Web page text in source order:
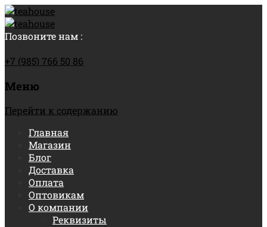
Позвоните нам :
+7 (985) 766 50 86
Меню
Перейти к содержанию
Главная
Магазин
Блог
Доставка
Оплата
Оптовикам
О компании
Реквизиты